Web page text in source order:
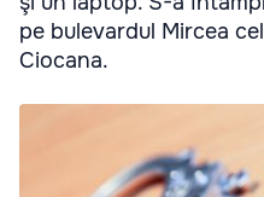
pe bulevardul Mircea
Ciocana.